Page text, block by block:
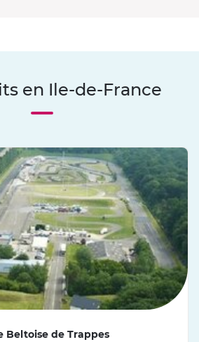
en Ile-de-France
Beltoise de Trappes